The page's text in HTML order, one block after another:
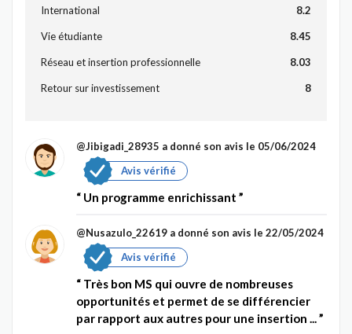
International 8.2
Vie étudiante 8.45
Réseau et insertion professionnelle 8.03
Retour sur investissement 8
@Jibigadi_28935 a donné son avis le 05/06/2024
Avis vérifié
Un programme enrichissant
@Nusazulo_22619 a donné son avis le 22/05/2024
Avis vérifié
Très bon MS qui ouvre de nombreuses
opportunités et permet de se différencier
par rapport aux autres pour une insertion ...